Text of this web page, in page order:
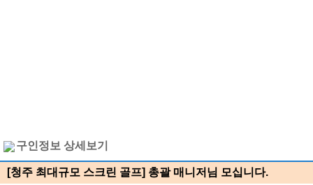
구인정보 상세보기
[청주 최대규모 스크린 골프] 총괄 매니저님 모십니다.